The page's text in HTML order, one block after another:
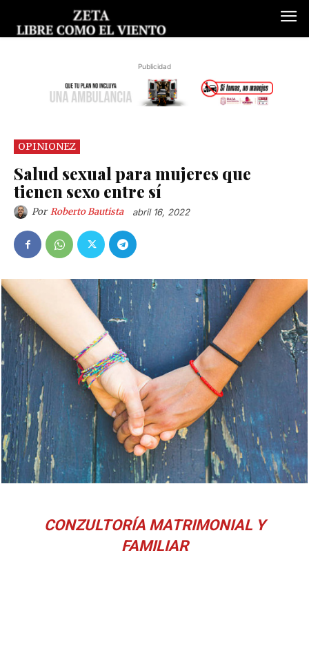
Publicidad
OPINIONEZ
Salud sexual para mujeres que
tienen sexo entre sí
Por Roberto Bautista abril 16, 2022
CONZULTORÍA MATRIMONIAL Y
FAMILIAR